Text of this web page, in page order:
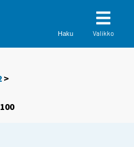
Haku Valikko
>